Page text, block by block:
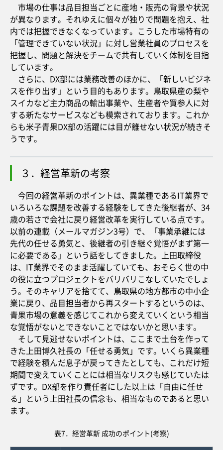
市場の仕事は品目担当ごとに産地・販売の背景や状況
が異なります。それゆえに個々が独りで問題を抱え、社
内では把握できなくなっています。こうした市場特有の
「管理できていない状況」に対し営業社員のプロセスを
把握し、問題と解決をチームで共有していく体制を目指
しています。
さらに、DX部には業務改善のほかに、「新しいビジネ
スを作り出す」という目的もあります。鳥取県産の梨や
スイカなど主力商品の輸出事業や、生産者や買参人に対
する新たなサービスなども模索されております。これか
らも米子青果DX部の活躍には目が離せない状況が続きそ
うです。
３．経営革新の考察
今回の経営革新のポイントは、異業種であるIT業界で
いろいろな課題を改善する経験をしてきた後継者が、34
歳の若さで会社に戻り経営改革を実行している点です。
以前の連載（メールマガジン3号）で、「事業承継には
先代の任せる勇気と、後継者の引き継ぐ覚悟がまず第一
に必要である」という話をしてきました。上田取締役
は、IT業界でそのまま活躍していても、おそらく世の中
の役に立つプロジェクトをバリバリこなしていたでしょ
う。そのキャリアを捨てて、鳥取県の地方都市の中小企
業に戻り、品目担当者から再スタートするというのは、
青果市場の意義を感じてこれから変えていくという相当
な覚悟がないとできないことではないかと思います。
そして見逃せないポイントは、ここまで土台を作って
きた上田博久社長の「任せる勇気」です。いくら異業種
で経験を積んだ息子が戻ってきたとしても、これだけ短
期間で変えていくことには相当なリスクも感じていたは
ずです。DX部を作り責任者にした以上は「自由に任せ
る」という上田社長の信念も、相当なものであると思い
ます。
表7．経営革新 成功のポイント(考察)